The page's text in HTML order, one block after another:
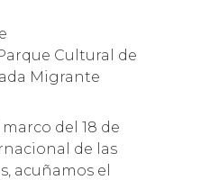
Cultural de
Migrante
del 18 de
de las
acuñamos el